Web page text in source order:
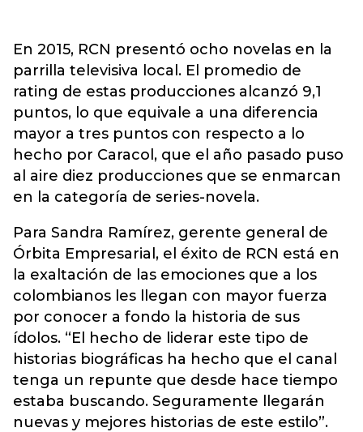
En 2015, RCN presentó ocho novelas en la
parrilla televisiva local. El promedio de
rating de estas producciones alcanzó 9,1
puntos, lo que equivale a una diferencia
mayor a tres puntos con respecto a lo
hecho por Caracol, que el año pasado puso
al aire diez producciones que se enmarcan
en la categoría de series-novela.
Para Sandra Ramírez, gerente general de
Órbita Empresarial, el éxito de RCN está en
la exaltación de las emociones que a los
colombianos les llegan con mayor fuerza
por conocer a fondo la historia de sus
ídolos. “El hecho de liderar este tipo de
historias biográficas ha hecho que el canal
tenga un repunte que desde hace tiempo
estaba buscando. Seguramente llegarán
nuevas y mejores historias de este estilo”.